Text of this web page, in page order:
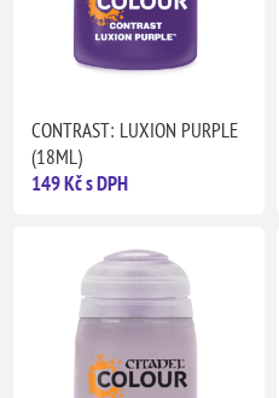
CONTRAST: LUXION PURPLE
(18ML)
149 Kč s DPH